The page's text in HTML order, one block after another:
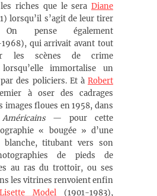
riches que le sera Diane
lorsqu’il s’agit de leur tirer
pense également
qui arrivait avant tout
les scènes de crime
immortalise un
des policiers. Et à Robert
à oser des cadrages
images floues en 1958, dans
— pour cette
« bougée » d’une
titubant vers son
de pieds de
au ras du trottoir, ou ses
les vitrines renvoient enfin
Lisette Model (1901-1983),